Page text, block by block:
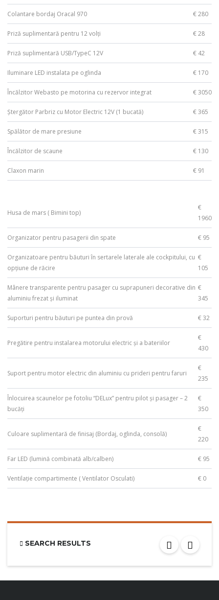
Colantare bordaj Oracal 970 € 280
Priză suplimentară pentru 12 volți € 28
Priză suplimentară USB/TypeC 12V € 42
Iluminare LED instalata pe oglinda € 170
Încălzitor Webasto pe motorina cu rezervor integrat € 3050
Ștergător Parbriz cu Motor Electric 12V (1 bucată) € 365
Spălător de mare presiune € 315
Încălzitor de scaune € 130
Claxon marin € 91
Husa de mars ( Bimini top)
€
1960
Organizator pentru pasagerii din spate € 95
Organizatoare pentru băuturi în sertarele laterale ale cockpitului, cu
opțiune de răcire
€
105
Mânere transparente pentru pasager cu suprapuneri decorative din
aluminiu frezat și iluminat
€
345
Suporturi pentru băuturi pe puntea din provă € 32
Pregătire pentru instalarea motorului electric și a bateriilor
€
430
Suport pentru motor electric din aluminiu cu prideri pentru faruri
€
235
Înlocuirea scaunelor pe fotoliu “DELux” pentru pilot și pasager – 2
bucăți
€
350
Culoare suplimentară de finisaj (Bordaj, oglinda, consolă)
€
220
Far LED (lumină combinată alb/calben) € 95
Ventilație compartimente ( Ventilator Osculati) € 0
SEARCH RESULTS